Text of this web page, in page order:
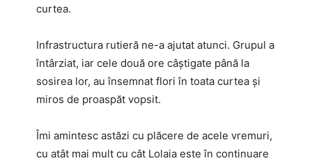
curtea.
Infrastructura rutieră ne-a ajutat atunci. Grupul a
întârziat, iar cele două ore câștigate până la
sosirea lor, au însemnat flori în toata curtea și
miros de proaspăt vopsit.
Îmi amintesc astăzi cu plăcere de acele vremuri,
cu atât mai mult cu cât Lolaia este în continuare